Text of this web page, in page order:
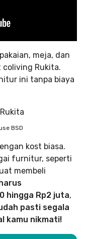
meja, dan
coliving Rukita.
ini tanpa biaya
BSD
kost biasa.
furnitur, seperti
membeli
hingga Rp2 juta,
pasti segala
kamu nikmati!